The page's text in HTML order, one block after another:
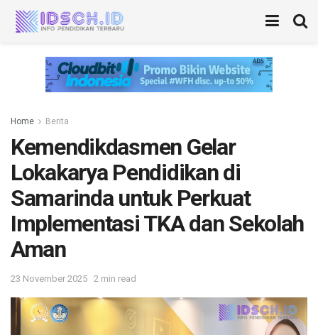
Home Berita
Kemendikdasmen Gelar
Lokakarya Pendidikan di
Samarinda untuk Perkuat
Implementasi TKA dan Sekolah
Aman
23 November 2025 2 min read